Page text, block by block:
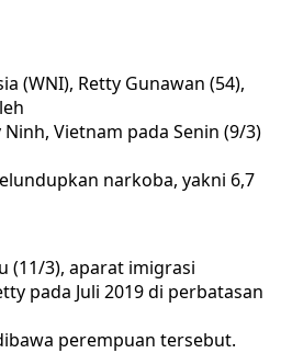
(WNI), Retty Gunawan (54),
Vietnam pada Senin (9/3)
narkoba, yakni 6,7
(11/3), aparat imigrasi
pada Juli 2019 di perbatasan
perempuan tersebut.